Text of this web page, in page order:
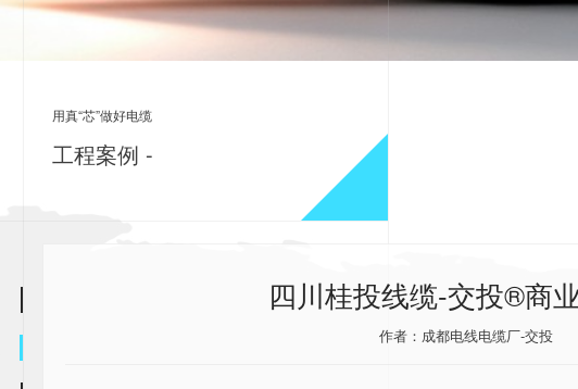
用真“芯”做好电缆
工程案例 -
电线电缆路网工程
四川桂投线缆-交投®商
作者：成都电线电缆厂-交投